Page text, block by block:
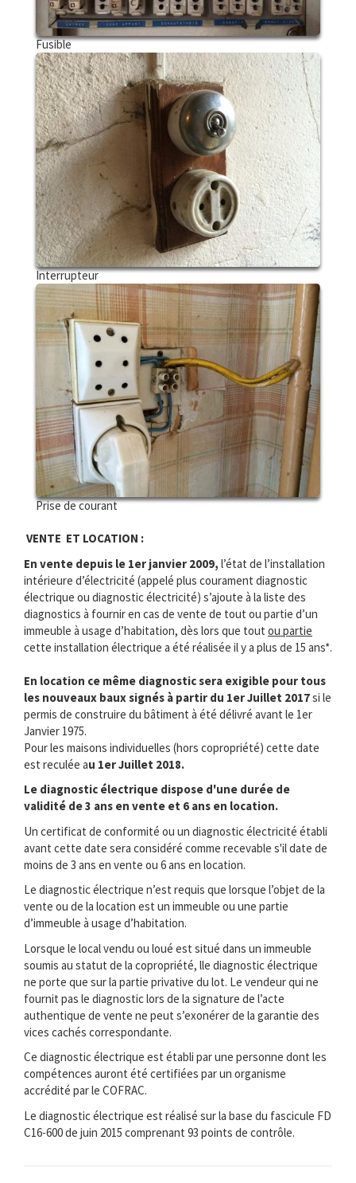
Fusible
Interrupteur
Prise de courant
VENTE ET LOCATION :
En vente depuis le 1er janvier 2009, l’état de l’installation
intérieure d’électricité (appelé plus courament diagnostic
électrique ou diagnostic électricité) s’ajoute à la liste des
diagnostics à fournir en cas de vente de tout ou partie d’un
immeuble à usage d’habitation, dès lors que tout ou partie
cette installation électrique a été réalisée il y a plus de 15 ans*.
En location ce même diagnostic sera exigible pour tous
les nouveaux baux signés à partir du 1er Juillet 2017si le
permis de construire du bâtiment à été délivré avant le 1er
Janvier 1975.
Pour les maisons individuelles (hors copropriété) cette date
est reculée au 1er Juillet 2018.
Le diagnostic électrique dispose d'une durée de
validité de 3 ans en vente et 6 ans en location.
Un certificat de conformité ou un diagnostic électricité établi
avant cette date sera considéré comme recevable s'il date de
moins de 3 ans en vente ou 6 ans en location.
Le diagnostic électrique n’est requis que lorsque l’objet de la
vente ou de la location est un immeuble ou une partie
d’immeuble à usage d’habitation.
Lorsque le local vendu ou loué est situé dans un immeuble
soumis au statut de la copropriété, lle diagnostic électrique
ne porte que sur la partie privative du lot. Le vendeur qui ne
fournit pas le diagnostic lors de la signature de l’acte
authentique de vente ne peut s’exonérer de la garantie des
vices cachés correspondante.
Ce diagnostic électrique est établi par une personne dont les
compétences auront été certifiées par un organisme
accrédité par le COFRAC.
Le diagnostic électrique est réalisé sur la base du fascicule FD
C16-600 de juin 2015 comprenant 93 points de contrôle.